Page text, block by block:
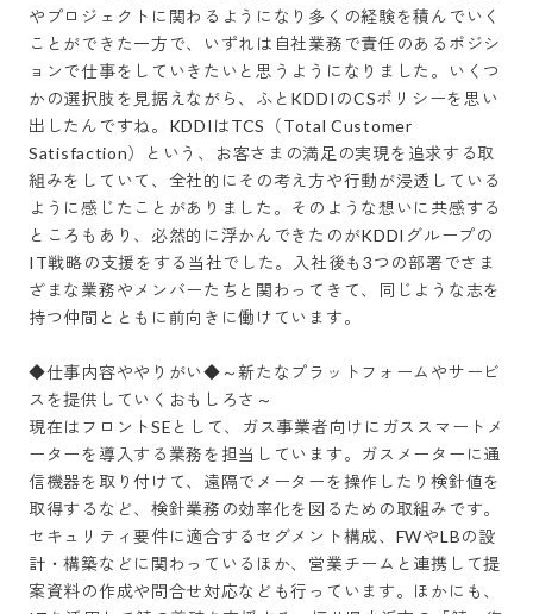
やプロジェクトに関わるようになり多くの経験を積んでいく
ことができた一方で、いずれは自社業務で責任のあるポジシ
ョンで仕事をしていきたいと思うようになりました。いくつ
かの選択肢を見据えながら、ふとKDDIのCSポリシーを思い
出したんですね。KDDIはTCS（Total Customer
Satisfaction）という、お客さまの満足の実現を追求する取
組みをしていて、全社的にその考え方や行動が浸透している
ように感じたことがありました。そのような想いに共感する
ところもあり、必然的に浮かんできたのがKDDIグループの
IT戦略の支援をする当社でした。入社後も3つの部署でさま
ざまな業務やメンバーたちと関わってきて、同じような志を
持つ仲間とともに前向きに働けています。
◆仕事内容ややりがい◆～新たなプラットフォームやサービ
スを提供していくおもしろさ～
現在はフロントSEとして、ガス事業者向けにガススマートメ
ーターを導入する業務を担当しています。ガスメーターに通
信機器を取り付けて、遠隔でメーターを操作したり検針値を
取得するなど、検針業務の効率化を図るための取組みです。
セキュリティ要件に適合するセグメント構成、FWやLBの設
計・構築などに関わっているほか、営業チームと連携して提
案資料の作成や問合せ対応なども行っています。ほかにも、